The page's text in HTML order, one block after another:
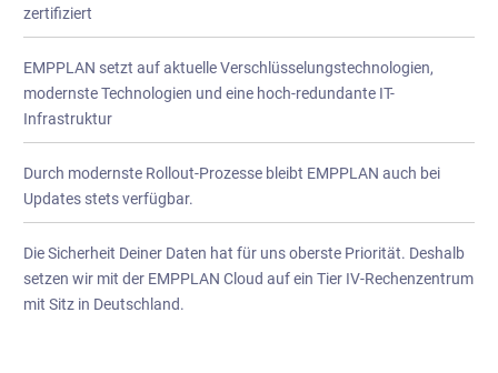
zertifiziert
EMPPLAN setzt auf aktuelle Verschlüsselungstechnologien,
modernste Technologien und eine hoch-redundante IT-
Infrastruktur
Durch modernste Rollout-Prozesse bleibt EMPPLAN auch bei
Updates stets verfügbar.
Die Sicherheit Deiner Daten hat für uns oberste Priorität. Deshalb
setzen wir mit der EMPPLAN Cloud auf ein Tier IV-Rechenzentrum
mit Sitz in Deutschland.